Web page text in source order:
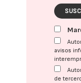
avisos
de